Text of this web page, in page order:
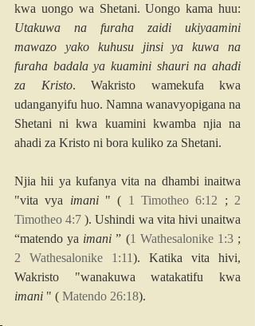
Utakuwa na furaha zaidi ukiyaamini
mawazo yako kuhusu jinsi ya kuwa na
furaha badala ya kuamini shauri na ahadi
za Kristo. Wakristo wamekufa kwa
udanganyifu huo. Namna wanavyopigana na
Shetani ni kwa kuamini kwamba njia na
ahadi za Kristo ni bora kuliko za Shetani.
Njia hii ya kufanya vita na dhambi inaitwa
"vita vya imani " ( 1 Timotheo 6:12 ; 2
Timotheo 4:7 ). Ushindi wa vita hivi unaitwa
“matendo ya imani ” (1 Wathesalonike 1:3
2 Wathesalonike 1:11). Katika vita hivi,
imani " ( Matendo 26:18).